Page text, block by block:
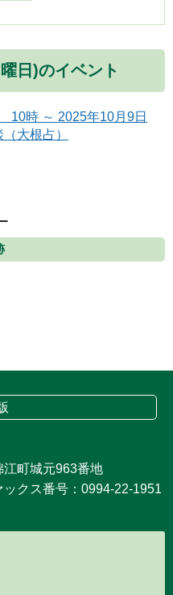
日)のイベント
10時 ～ 2025年10月9日
大根占）
町城元963番地
クス番号：0994-22-1951